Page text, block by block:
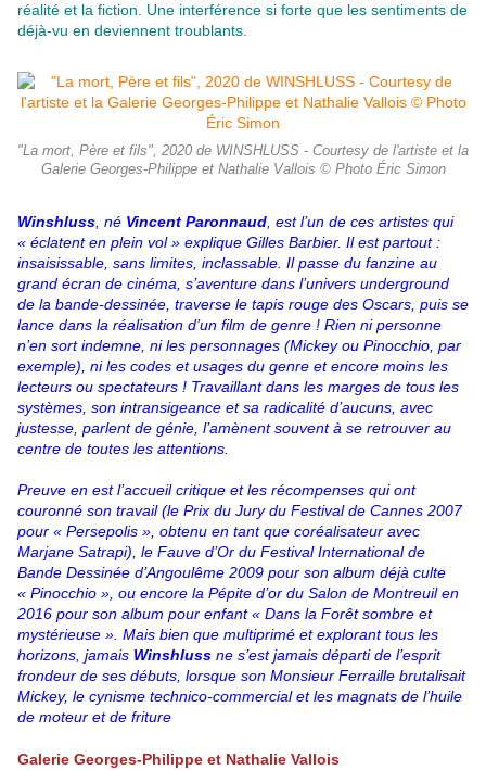
réalité et la fiction. Une interférence si forte que les sentiments de
déjà-vu en deviennent troublants.
"La mort, Père et fils", 2020 de WINSHLUSS - Courtesy de l'artiste et la
Galerie Georges-Philippe et Nathalie Vallois © Photo Éric Simon
Winshluss , né Vincent Paronnaud , est l’un de ces artistes qui
« éclatent en plein vol » explique Gilles Barbier. Il est partout :
insaisissable, sans limites, inclassable. Il passe du fanzine au
grand écran de cinéma, s’aventure dans l’univers underground
de la bande-dessinée, traverse le tapis rouge des Oscars, puis se
lance dans la réalisation d’un film de genre ! Rien ni personne
n’en sort indemne, ni les personnages (Mickey ou Pinocchio, par
exemple), ni les codes et usages du genre et encore moins les
lecteurs ou spectateurs ! Travaillant dans les marges de tous les
systèmes, son intransigeance et sa radicalité d’aucuns, avec
justesse, parlent de génie, l’amènent souvent à se retrouver au
centre de toutes les attentions.
Preuve en est l’accueil critique et les récompenses qui ont
couronné son travail (le Prix du Jury du Festival de Cannes 2007
pour « Persepolis », obtenu en tant que coréalisateur avec
Marjane Satrapi), le Fauve d’Or du Festival International de
Bande Dessinée d’Angoulême 2009 pour son album déjà culte
« Pinocchio », ou encore la Pépite d’or du Salon de Montreuil en
2016 pour son album pour enfant « Dans la Forêt sombre et
mystérieuse ». Mais bien que multiprimé et explorant tous les
horizons, jamais Winshluss ne s’est jamais départi de l’esprit
frondeur de ses débuts, lorsque son Monsieur Ferraille brutalisait
Mickey, le cynisme technico-commercial et les magnats de l’huile
de moteur et de friture
Galerie Georges-Philippe et Nathalie Vallois